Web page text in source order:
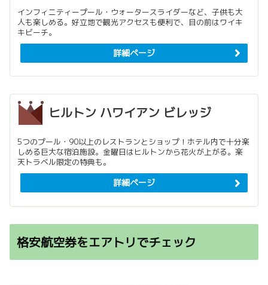
インフィニティープール・ウォータースライダーなど、子供も大
人も楽しめる。好立地で観光アクセスも便利で、目の前はワイキ
キビーチ。
詳細ページ
ヒルトン ハワイアン ビレッジ
5つのプール・90以上のレストランとショップ！ホテル内で十分楽
しめる巨大な宿泊施設。金曜日はヒルトンから花火が上がる。楽
天トラベル限定の特典も。
詳細ページ
格安航空券をエアトリでチェック